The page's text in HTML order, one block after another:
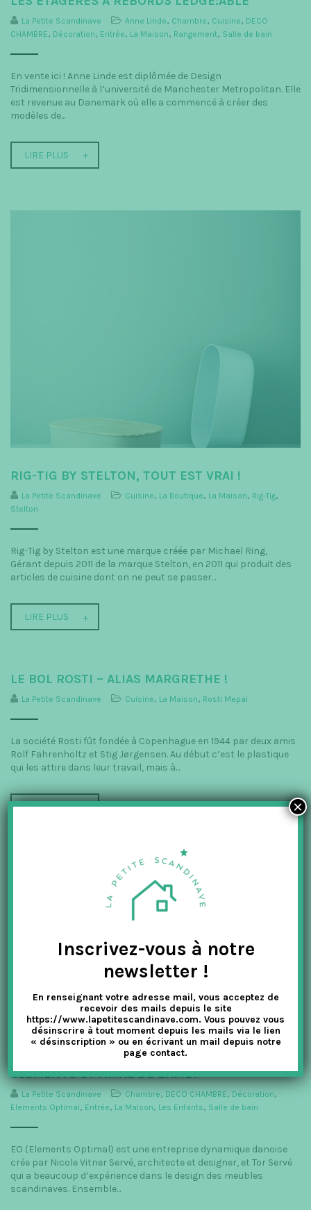
i
n
La Petite Scandinave Anne Linde, Chambre, Cuisine, DECO
CHAMBRE, Décoration, Entrée, La Maison, Rangement, Salle de bain
En vente ici ! Anne Linde est diplômée de Design
Tridimensionnelle à l’université de Manchester Metropolitan. Elle
est revenue au Danemark où elle a commencé à créer des
modèles de...
LIRE PLUS
RIG-TIG BY STELTON, TOUT EST VRAI !
La Petite Scandinave Cuisine, La Boutique, La Maison, Rig-Tig,
Stelton
Rig-Tig by Stelton est une marque créée par Michael Ring,
Gérant depuis 2011 de la marque Stelton, en 2011 qui produit des
articles de cuisine dont on ne peut se passer...
LIRE PLUS
LE BOL ROSTI – ALIAS MARGRETHE !
La Petite Scandinave Cuisine, La Maison, Rosti Mepal
La société Rosti fût fondée à Copenhague en 1944 par deux amis
Rolf Fahrenholtz et Stig Jørgensen. Au début c’est le plastique
qui les attire dans leur travail, mais à...
LIRE PLUS
STORM & MARIE : LA TEMPÊTE ET LA
La Femme, Storm & Marie
Storm & Marie est une marque de vêtements danoise créée en
2010 par Signe Elisabeth Vedel et Kim Vedel Hansen. Ils forment
un couple dans la vie privée comme professionnelle...
ELEMENTS OPTIMAL DE BAMBI
La Petite Scandinave Chambre, DECO CHAMBRE, Décoration,
Elements Optimal, Entrée, La Maison, Les Enfants, Salle de bain
EO (Elements Optimal) est une entreprise dynamique danoise
crée par Nicole Vitner Servé, architecte et designer, et Tor Servé
qui a beaucoup d’expérience dans le design des meubles
scandinaves. Ensemble...
Inscrivez-vous à notre
newsletter !
En renseignant votre adresse mail, vous acceptez de
recevoir des mails depuis le site
https://www.lapetitescandinave.com. Vous pouvez vous
désinscrire à tout moment depuis les mails via le lien
« désinscription » ou en écrivant un mail depuis notre
page contact.
×